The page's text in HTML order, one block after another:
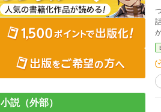
つ
話です。 主人公は、
小説（外部）